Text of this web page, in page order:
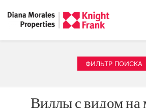
ФИЛЬТР ПОИСКА
Виллы с видом на